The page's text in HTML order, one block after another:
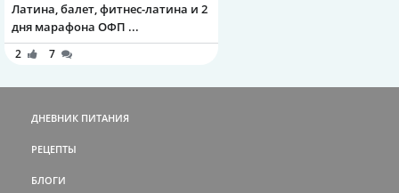
Латина, балет, фитнес-латина и 2
дня марафона ОФП ...
2 7
ДНЕВНИК ПИТАНИЯ
РЕЦЕПТЫ
БЛОГИ